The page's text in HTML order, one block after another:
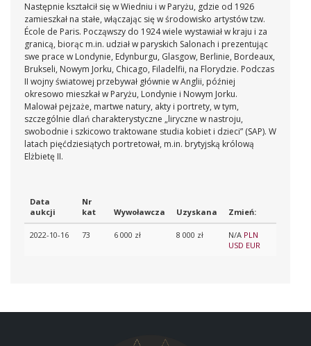
Następnie kształcił się w Wiedniu i w Paryżu, gdzie od 1926
zamieszkał na stałe, włączając się w środowisko artystów tzw.
École de Paris. Począwszy do 1924 wiele wystawiał w kraju i za
granicą, biorąc m.in. udział w paryskich Salonach i prezentując
swe prace w Londynie, Edynburgu, Glasgow, Berlinie, Bordeaux,
Brukseli, Nowym Jorku, Chicago, Filadelfii, na Florydzie. Podczas
II wojny światowej przebywał głównie w Anglii, później
okresowo mieszkał w Paryżu, Londynie i Nowym Jorku.
Malował pejzaże, martwe natury, akty i portrety, w tym,
szczególnie dlań charakterystyczne „liryczne w nastroju,
swobodnie i szkicowo traktowane studia kobiet i dzieci” (SAP). W
latach pięćdziesiątych portretował, m.in. brytyjską królową
Elżbietę II.
Data
aukcji
Nr
kat
Wywoławcza Uzyskana Zmień:
2022-10-16 73 6 000 zł 8 000 zł N/A PLN
USD EUR